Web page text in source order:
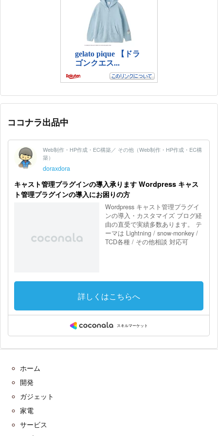
ココナラ出品中
ホーム
開発
ガジェット
家電
サービス